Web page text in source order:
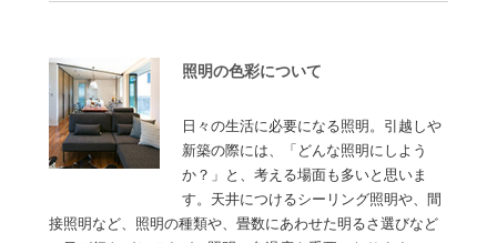
照明の色彩について
日々の生活に必要になる照明。引越しや
新築の際には、「どんな照明にしよう
か？」と、考える場面も多いと思いま
す。天井につけるシーリング照明や、間
接照明など、照明の種類や、畳数にあわせた明るさ選びなど